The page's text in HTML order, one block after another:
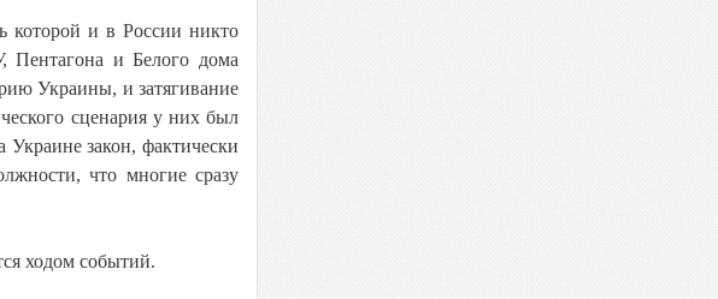
которой и в России никто
Пентагона и Белого дома
Украины, и затягивание
сценария у них был
закон, фактически
что многие сразу
ходом событий.